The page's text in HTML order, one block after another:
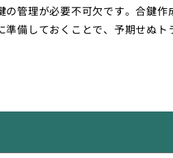
管理が必要不可欠です。合鍵作
備しておくことで、予期せぬ